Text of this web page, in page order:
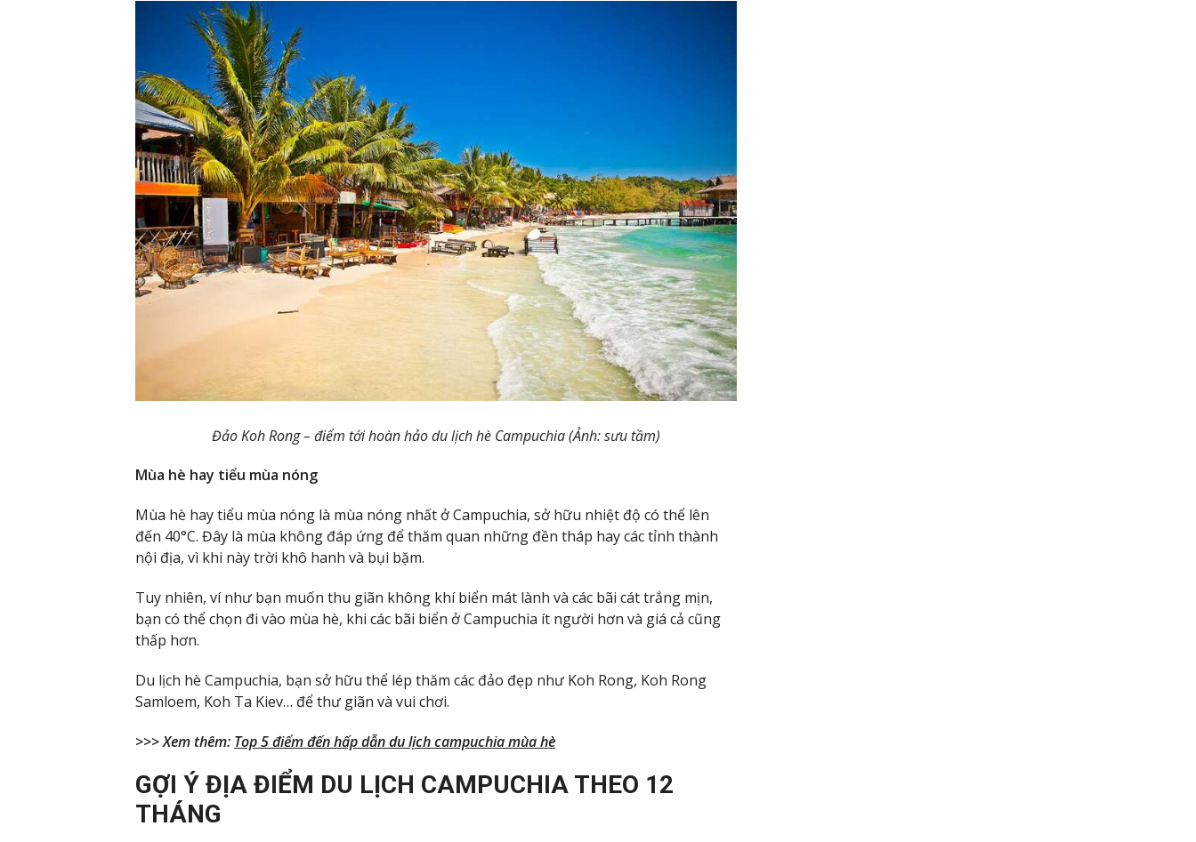
Đảo Koh Rong – điểm tới hoàn hảo du lịch hè Campuchia (Ảnh: sưu tầm)
Mùa hè hay tiểu mùa nóng
Mùa hè hay tiểu mùa nóng là mùa nóng nhất ở Campuchia, sở hữu nhiệt độ có thể lên
đến 40°C. Đây là mùa không đáp ứng để thăm quan những đền tháp hay các tỉnh thành
nội địa, vì khi này trời khô hanh và bụi bặm.
Tuy nhiên, ví như bạn muốn thu giãn không khí biển mát lành và các bãi cát trắng mịn,
bạn có thể chọn đi vào mùa hè, khi các bãi biển ở Campuchia ít người hơn và giá cả cũng
thấp hơn.
Du lịch hè Campuchia, bạn sở hữu thể lép thăm các đảo đẹp như Koh Rong, Koh Rong
Samloem, Koh Ta Kiev… để thư giãn và vui chơi.
>>> Xem thêm: Top 5 điểm đến hấp dẫn du lịch campuchia mùa hè
GỢI Ý ĐỊA ĐIỂM DU LỊCH CAMPUCHIA THEO 12
THÁNG